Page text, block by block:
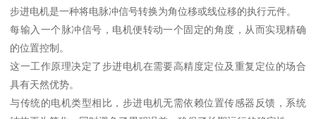
步进电机是一种将电脉冲信号转换为角位移或线位移的执行元件。
每输入一个脉冲信号，电机便转动一个固定的角度，从而实现精确
的位置控制。
这一工作原理决定了步进电机在需要高精度定位及重复定位的场合
具有天然优势。
与传统的电机类型相比，步进电机无需依赖位置传感器反馈，系统